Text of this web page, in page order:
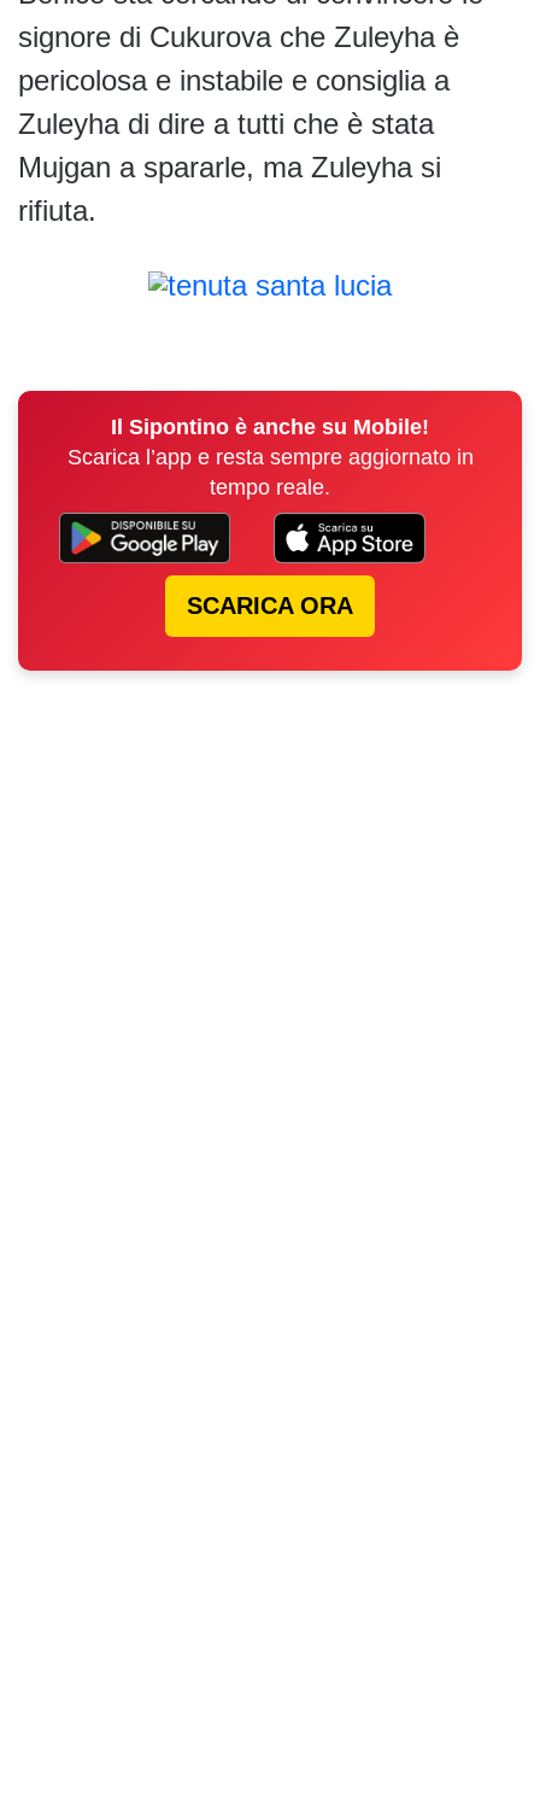
signore di Cukurova che Zuleyha è
pericolosa e instabile e consiglia a
Zuleyha di dire a tutti che è stata
Mujgan a spararle, ma Zuleyha si
rifiuta.
Il Sipontino è anche su Mobile!
Scarica l’app e resta sempre aggiornato in
tempo reale.
SCARICA ORA